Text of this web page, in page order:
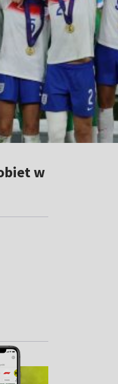
w